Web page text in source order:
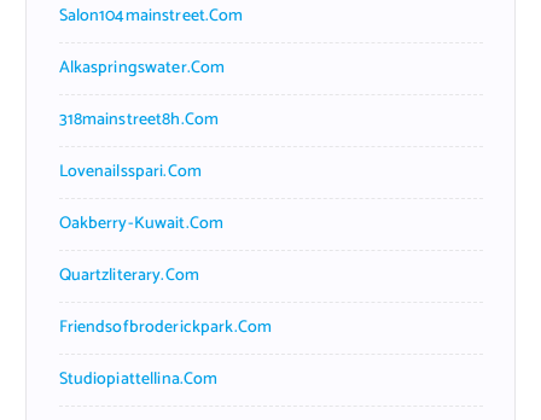
Salon104mainstreet.com
Alkaspringswater.com
318mainstreet8h.com
Lovenailsspari.com
Oakberry-Kuwait.com
Quartzliterary.com
Friendsofbroderickpark.com
Studiopiattellina.com